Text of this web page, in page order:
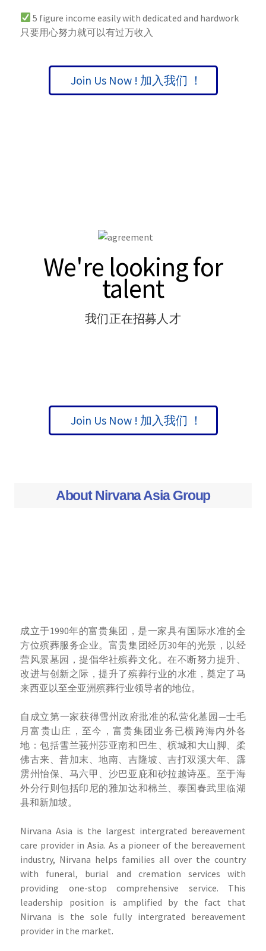
5 figure income easily with dedicated and hardwork
只要用心努力就可以有过万收入
Join Us Now ! 加入我们 ！
We're looking for
talent
我们正在招募人才
Join Us Now ! 加入我们 ！
About Nirvana Asia Group
成立于1990年的富贵集团，是一家具有国际水准的全
方位殡葬服务企业。富贵集团经历30年的光景，以经
营风景墓园，提倡华社殡葬文化。在不断努力提升、
改进与创新之际，提升了殡葬行业的水准，奠定了马
来西亚以至全亚洲殡葬行业领导者的地位。
自成立第一家获得雪州政府批准的私营化墓园—士毛
月富贵山庄，至今，富贵集团业务已横跨海内外各
地：包括雪兰莪州莎亚南和巴生、槟城和大山脚、柔
佛古来、昔加末、地南、吉隆坡、吉打双溪大年、霹
雳州怡保、马六甲、沙巴亚庇和砂拉越诗巫。至于海
外分行则包括印尼的雅加达和棉兰、泰国春武里临湖
县和新加坡。
Nirvana Asia is the largest intergrated bereavement
care provider in Asia. As a pioneer of the bereavement
industry, Nirvana helps families all over the country
with funeral, burial and cremation services with
providing one-stop comprehensive service. This
leadership position is amplified by the fact that
Nirvana is the sole fully intergrated bereavement
provider in the market.